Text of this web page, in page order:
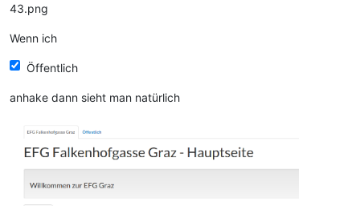
43.png
Wenn ich
Öffentlich
anhake dann sieht man natürlich